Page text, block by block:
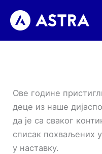
садржај
Ове године
деце из наше
да је са сваког
списак похваљених
у наставку.